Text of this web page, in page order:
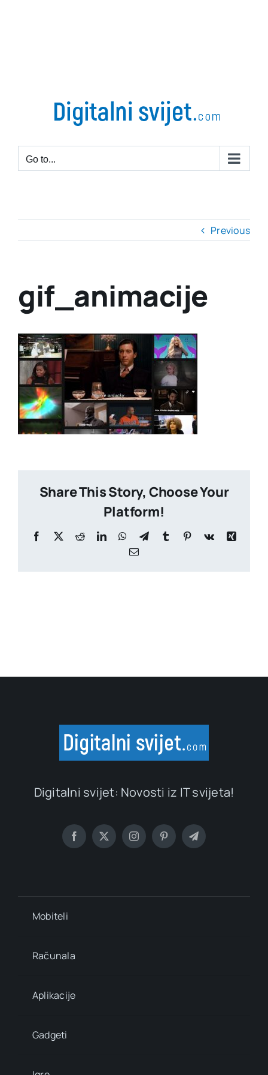
Go to...
Previous
gif_animacije
Share This Story, Choose Your
Platform!
Facebook
X RedditLinkedInWhatsApp
TelegramTumblr Pinterest
Vk
Xing
Email
Digitalni svijet: Novosti iz IT svijeta!
Mobiteli
Računala
Aplikacije
Gadgeti